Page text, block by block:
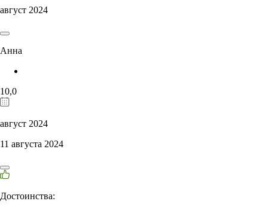
август 2024
Анна
10,0
август 2024
11 августа 2024
Достоинства: